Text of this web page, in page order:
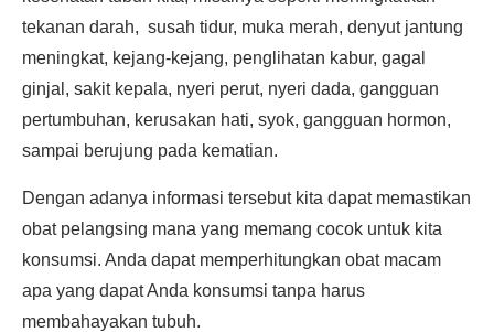
tekanan darah, susah tidur, muka merah, denyut jantung
meningkat, kejang-kejang, penglihatan kabur, gagal
ginjal, sakit kepala, nyeri perut, nyeri dada, gangguan
pertumbuhan, kerusakan hati, syok, gangguan hormon,
sampai berujung pada kematian.
Dengan adanya informasi tersebut kita dapat memastikan
obat pelangsing mana yang memang cocok untuk kita
konsumsi. Anda dapat memperhitungkan obat macam
apa yang dapat Anda konsumsi tanpa harus
membahayakan tubuh.